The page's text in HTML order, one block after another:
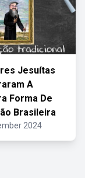
Jesuítas
A
Forma De
Brasileira
2024